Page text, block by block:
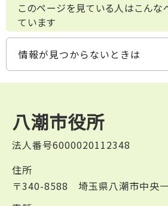
このページを見ている人はこんな
ています
情報が見つからないときは
八潮市役所
法人番号6000020112348
住所
〒340-8588 埼玉県八潮市中央